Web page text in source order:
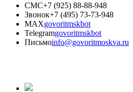
СМС+7 (925) 88-88-948
Звонок+7 (495) 73-73-948
MAXgovoritmskbot
Telegramgovoritmskbot
Письмоinfo@govoritmoskva.ru